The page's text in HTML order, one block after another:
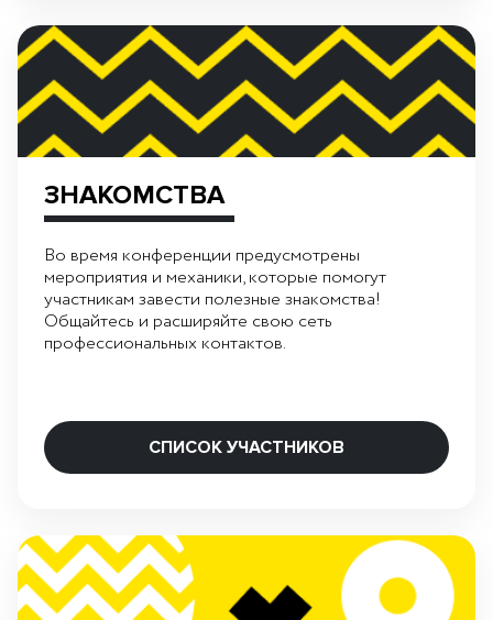
ЗНАКОМСТВА
Во время конференции предусмотрены
мероприятия и механики, которые помогут
участникам завести полезные знакомства!
Общайтесь и расширяйте свою сеть
профессиональных контактов.
СПИСОК УЧАСТНИКОВ